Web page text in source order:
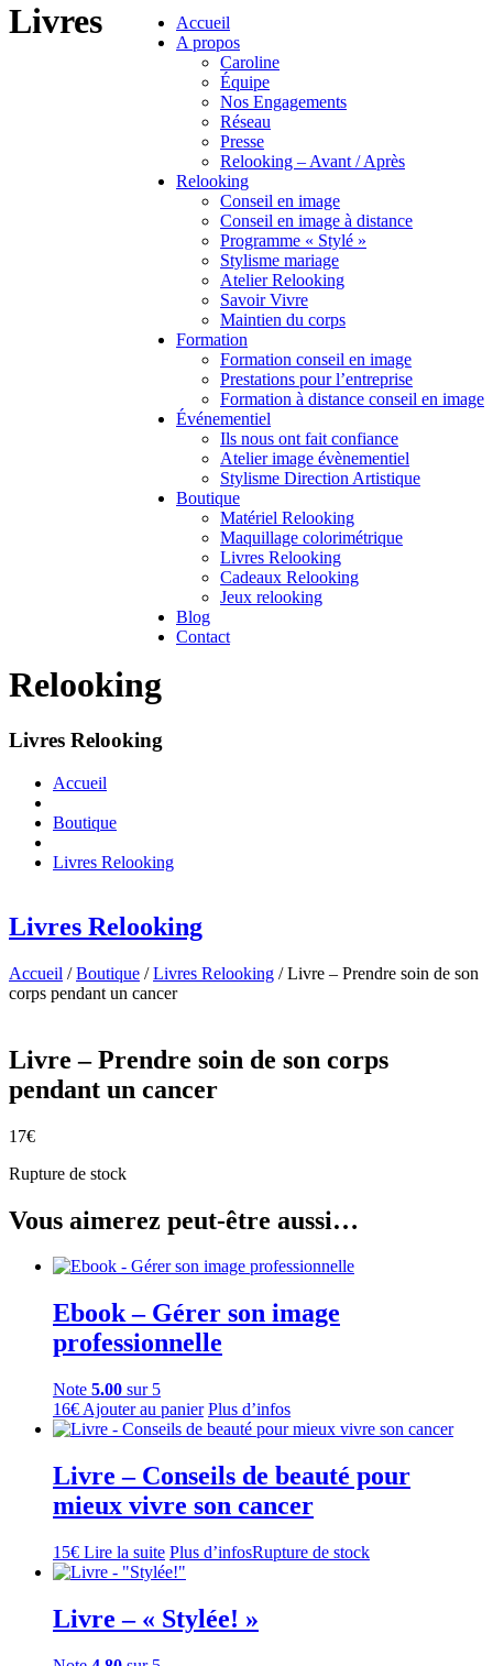
Accueil
A propos
Caroline
Équipe
Nos Engagements
Réseau
Presse
Relooking – Avant / Après
Relooking
Conseil en image
Conseil en image à distance
Programme « Stylé »
Stylisme mariage
Atelier Relooking
Savoir Vivre
Maintien du corps
Formation
Formation conseil en image
Prestations pour l’entreprise
Formation à distance conseil en image
Événementiel
Ils nous ont fait confiance
Atelier image évènementiel
Stylisme Direction Artistique
Boutique
Matériel Relooking
Maquillage colorimétrique
Livres Relooking
Cadeaux Relooking
Jeux relooking
Blog
Contact
Livres
Relooking
Livres Relooking
Accueil
Boutique
Livres Relooking
Livres Relooking
Accueil /Boutique /Livres Relooking / Livre – Prendre soin de son
corps pendant un cancer
Livre – Prendre soin de son corps
pendant un cancer
17€
Rupture de stock
Vous aimerez peut-être aussi…
Ebook – Gérer son image
professionnelle
Note 5.00 sur 5
16€ Ajouter au panier Plus d’infos
Livre – Conseils de beauté pour
mieux vivre son cancer
15€ Lire la suite Plus d’infosRupture de stock
Livre – « Stylée! »